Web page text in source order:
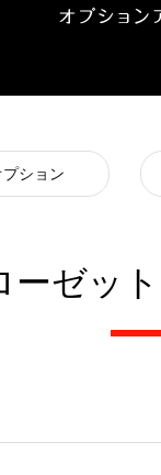
ション
ーゼッ